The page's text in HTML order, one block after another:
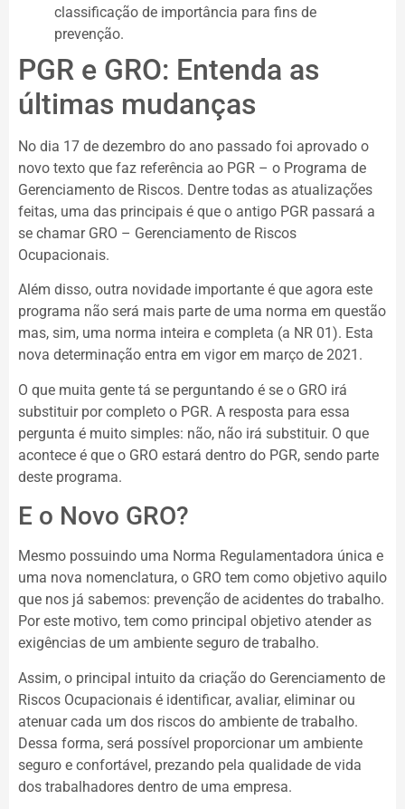
classificação de importância para fins de
prevenção.
PGR e GRO: Entenda as
últimas mudanças
No dia 17 de dezembro do ano passado foi aprovado o
novo texto que faz referência ao PGR – o Programa de
Gerenciamento de Riscos. Dentre todas as atualizações
feitas, uma das principais é que o antigo PGR passará a
se chamar GRO – Gerenciamento de Riscos
Ocupacionais.
Além disso, outra novidade importante é que agora este
programa não será mais parte de uma norma em questão
mas, sim, uma norma inteira e completa (a NR 01). Esta
nova determinação entra em vigor em março de 2021.
O que muita gente tá se perguntando é se o GRO irá
substituir por completo o PGR. A resposta para essa
pergunta é muito simples: não, não irá substituir. O que
acontece é que o GRO estará dentro do PGR, sendo parte
deste programa.
E o Novo GRO?
Mesmo possuindo uma Norma Regulamentadora única e
uma nova nomenclatura, o GRO tem como objetivo aquilo
que nos já sabemos: prevenção de acidentes do trabalho.
Por este motivo, tem como principal objetivo atender as
exigências de um ambiente seguro de trabalho.
Assim, o principal intuito da criação do Gerenciamento de
Riscos Ocupacionais é identificar, avaliar, eliminar ou
atenuar cada um dos riscos do ambiente de trabalho.
Dessa forma, será possível proporcionar um ambiente
seguro e confortável, prezando pela qualidade de vida
dos trabalhadores dentro de uma empresa.